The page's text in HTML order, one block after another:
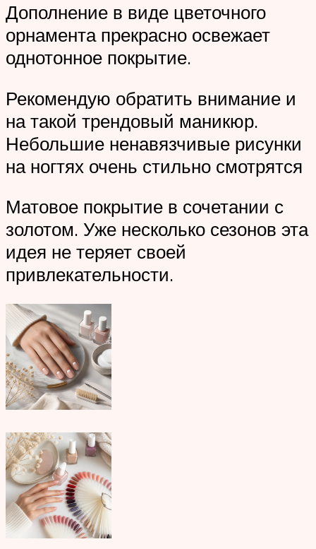
Дополнение в виде цветочного
орнамента прекрасно освежает
однотонное покрытие.
Рекомендую обратить внимание и
на такой трендовый маникюр.
Небольшие ненавязчивые рисунки
на ногтях очень стильно смотрятся
Матовое покрытие в сочетании с
золотом. Уже несколько сезонов эта
идея не теряет своей
привлекательности.